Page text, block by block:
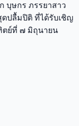
บุษกร ภรรยาสาว
ปลื้มปิติ ที่ได้รับเชิญ
ตย์ที่ ๗ มิถุนายน